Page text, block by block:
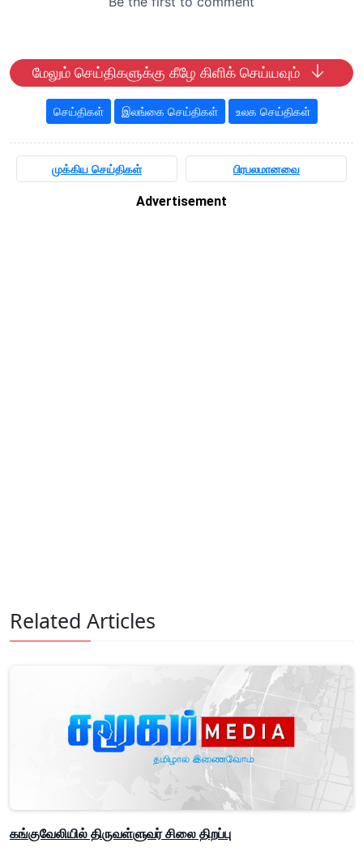
மேலும் செய்திகளுக்கு கீழே கிளிக் செய்யவும்
செய்திகள் இலங்கை செய்திகள் உலக செய்திகள்
முக்கிய செய்திகள் பிரபலமானவை
Advertisement
Related Articles
கங்குவேலியில் திருவள்ளுவர் சிலை திறப்பு